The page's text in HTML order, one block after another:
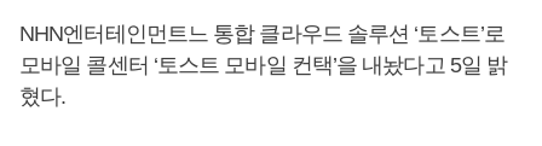
NHN엔터테인먼트느 통합 클라우드 솔루션 ‘토스트’로
모바일 콜센터 ‘토스트 모바일 컨택’을 내놨다고 5일 밝
혔다.